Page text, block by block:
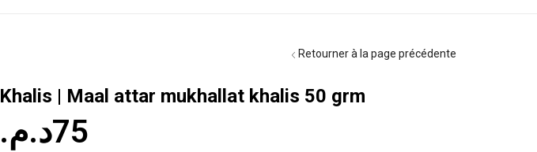
Retourner à la page précédente
Khalis | Maal attar mukhallat khalis 50 grm
75د.م.